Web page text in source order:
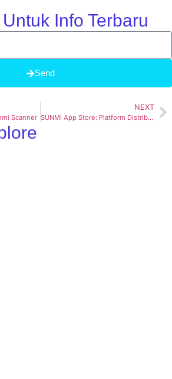
Info Terbaru
Send
Scanner
NEXT
SUNMI App Store: Platform Distribusi Aplikasi Sunmi